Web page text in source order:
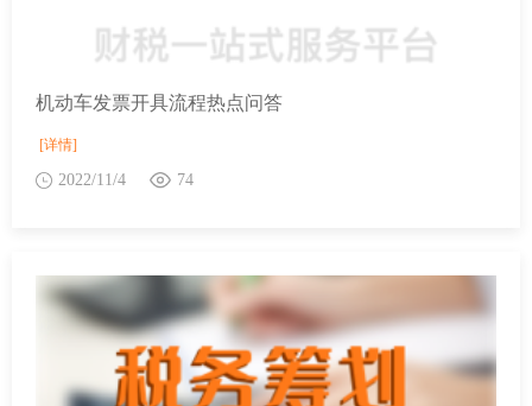
机动车发票开具流程热点问答
[详情]
2022/11/4 74